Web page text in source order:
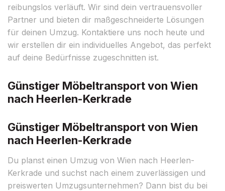
reibungslos verläuft. Wir sind dein vertrauensvoller
Partner und bieten dir maßgeschneiderte Lösungen
für deinen Umzug. Kontaktiere uns noch heute und
wir erstellen dir ein individuelles Angebot, das perfekt
auf deine Bedürfnisse zugeschnitten ist.
Günstiger Möbeltransport von Wien
nach Heerlen-Kerkrade
Günstiger Möbeltransport von Wien
nach Heerlen-Kerkrade
Du planst einen Umzug von Wien nach Heerlen-
Kerkrade und suchst nach einem zuverlässigen und
preiswerten Umzugsunternehmen? Dann bist du bei